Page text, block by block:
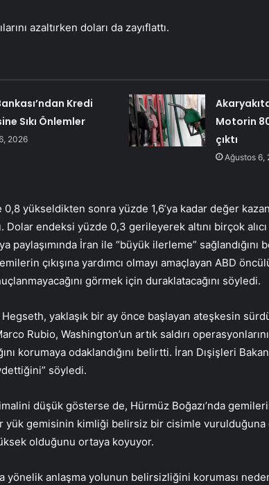
azaltırken doları da zayıflattı.
Kredi
Sıkı Önlemler
2026
Motorin
çıktı
Ağustos 6,
0,8 yükseldikten sonra yüzde 1,6’ya kadar değer
Dolar endeksi yüzde 0,3 gerileyerek altını birçok
paylaşımında İran ile “büyük ilerleme”
çıkışına yardımcı olmayı amaçlayan ABD
görmek için duraklatacağını söyledi.
Hegseth, yaklaşık bir ay önce başlayan ateşkesin
Rubio, Washington’un artık saldırı
korumaya odaklandığını belirtti. İran Dışişleri
söyledi.
düşük gösterse de, Hürmüz Boğazı’nda
yük gemisinin kimliği belirsiz bir cisimle vurulduğuna
olduğunu ortaya koyuyor.
yönelik anlaşma yolunun belirsizliğini koruması